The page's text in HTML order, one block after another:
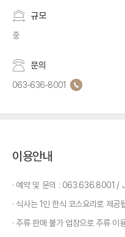
규모
중
문의
063-636-8001
이용안내
예약 및 문의 : 063.636.8001
식사는 1인 한식 코스요리로 제공
주류 판매 불가 업장으로 주류 이